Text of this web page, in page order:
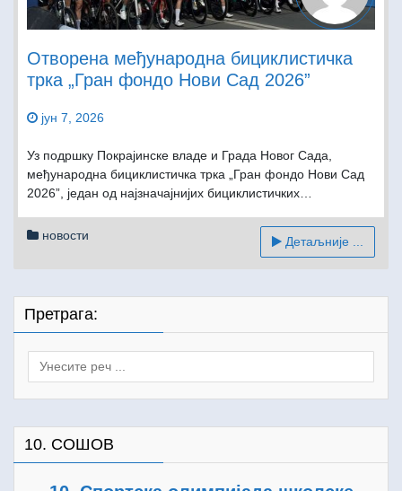
Отворена међународна бициклистичка
трка „Гран фондо Нови Сад 2026”
јун 7, 2026
Уз подршку Покрајинске владе и Града Новог Сада,
међународна бициклистичка трка „Гран фондо Нови Сад
2026”, један од најзначајнијих бициклистичких…
новости Детаљније ...
Претрага:
Search
10. СОШОВ